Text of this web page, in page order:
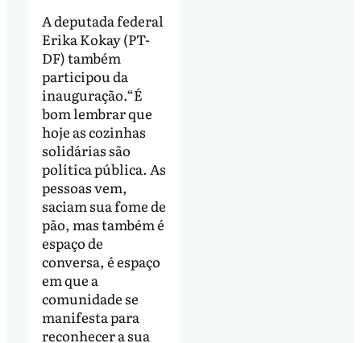
A deputada federal
Erika Kokay (PT-
DF) também
participou da
inauguração.“É
bom lembrar que
hoje as cozinhas
solidárias são
política pública. As
pessoas vem,
saciam sua fome de
pão, mas também é
espaço de
conversa, é espaço
em que a
comunidade se
manifesta para
reconhecer a sua